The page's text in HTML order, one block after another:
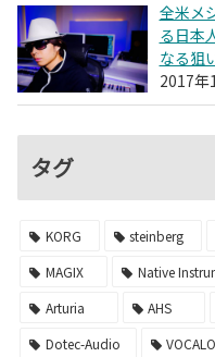
全米メ
る日本
なる狙
2017年
タグ
KORG steinberg
MAGIX
Native
Arturia
AHS
Dotec-Audio